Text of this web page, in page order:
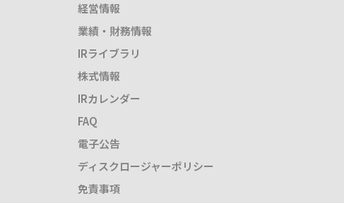
経営情報
業績・財務情報
IRライブラリ
株式情報
IRカレンダー
FAQ
電子公告
ディスクロージャーポリシー
免責事項